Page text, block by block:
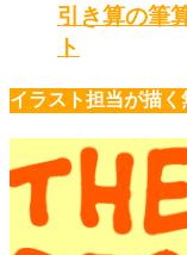
引き算の筆
ト
イラスト担当が描く